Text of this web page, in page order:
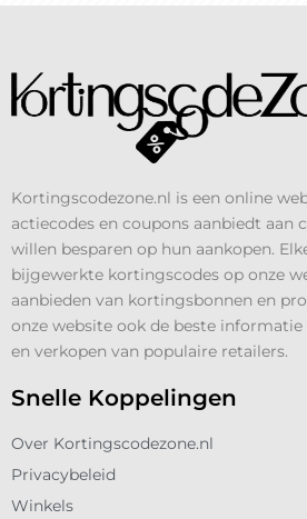
Kortingscodezone.nl is een online
actiecodes en coupons aanbiedt aan
willen besparen op hun aankopen.
bijgewerkte kortingscodes op onze
aanbieden van kortingsbonnen en
onze website ook de beste
en verkopen van populaire retailers.
Snelle Koppelingen
Over Kortingscodezone.nl
Privacybeleid
Winkels